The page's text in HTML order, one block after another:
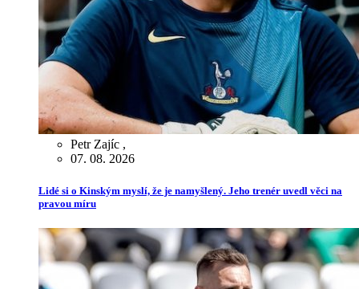
Petr Zajíc ,
07. 08. 2026
Lidé si o Kinským myslí, že je namyšlený. Jeho trenér uvedl věci na
pravou míru